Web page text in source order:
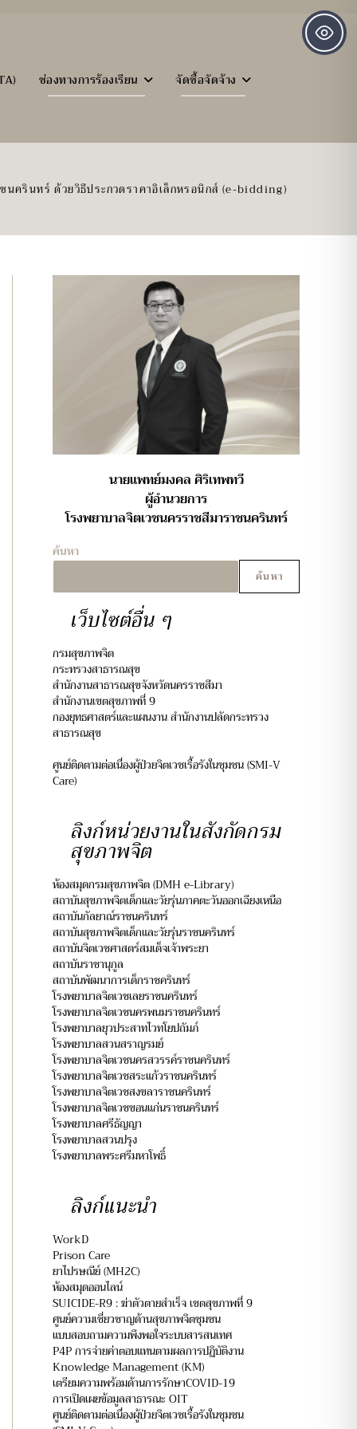
ช่องทางการร้องเรียน จัดซื้อจัดจ้าง
นครินทร์ ด้วยวิธีประกวดราคาอิเล็กหรอนิกส์ (e-bidding)
นายแพทย์มงคล ศิริเทพทวี
ผู้อำนวยการ
โรงพยาบาลจิตเวชนครราชสีมาราชนครินทร์
ค้นหา
ค้นหา
เว็บไซต์อื่น ๆ
กรมสุขภาพจิต
กระทรวงสาธารณสุข
สำนักงานสาธารณสุขจังหวัดนครราชสีมา
สำนักงานเขตสุขภาพที่ 9
กองยุทธศาสตร์และแผนงาน สำนักงานปลัดกระทรวง
สาธารณสุข
ศูนย์ติดตามต่อเนื่องผู้ป่วยจิตเวชเรื้อรังในชุมชน (SMI-V
Care)
ลิงก์หน่วยงานในสังกัดกรม
สุขภาพจิต
ห้องสมุดกรมสุขภาพจิต (DMH e-Library)
สถาบันสุขภาพจิตเด็กและวัยรุ่นภาคตะวันออกเฉียงเหนือ
สถาบันกัลยาณ์ราชนครินทร์
สถาบันสุขภาพจิตเด็กและวัยรุ่นราชนครินทร์
สถาบันจิตเวชศาสตร์สมเด็จเจ้าพระยา
สถาบันราชานุกูล
สถาบันพัฒนาการเด็กราชครินทร์
โรงพยาบาลจิตเวชเลยราชนครินทร์
โรงพยาบาลจิตเวชนครพนมราชนครินทร์
โรงพยาบาลยุวประสาทไวทโยปถัมภ์
โรงพยาบาลสวนสราญรมย์
โรงพยาบาลจิตเวชนครสวรรค์ราชนครินทร์
โรงพยาบาลจิตเวชสระแก้วราชนครินทร์
โรงพยาบาลจิตเวชสงขลาราชนครินทร์
โรงพยาบาลจิตเวชขอนแก่นราชนครินทร์
โรงพยาบาลศรีธัญญา
โรงพยาบาลสวนปรุง
โรงพยาบาลพระศรีมหาโพธิ์
ลิงก์แนะนำ
WorkD
Prison Care
ยาไปรษณีย์ (MH2C)
ห้องสมุดออนไลน์
SUICIDE-R9 : ฆ่าตัวตายสำเร็จ เขตสุขภาพที่ 9
ศูนย์ความเชี่ยวชาญด้านสุขภาพจิตชุมชน
แบบสอบถามความพึงพอใจระบบสารสนเทศ
P4P การจ่ายค่าตอบแทนตามผลการปฏิบัติงาน
Knowledge Management (KM)
เตรียมความพร้อมด้านการรักษาCOVID-19
การเปิดเผยข้อมูลสาธารณะ OIT
ศูนย์ติดตามต่อเนื่องผู้ป่วยจิตเวชเรื้อรังในชุมชน